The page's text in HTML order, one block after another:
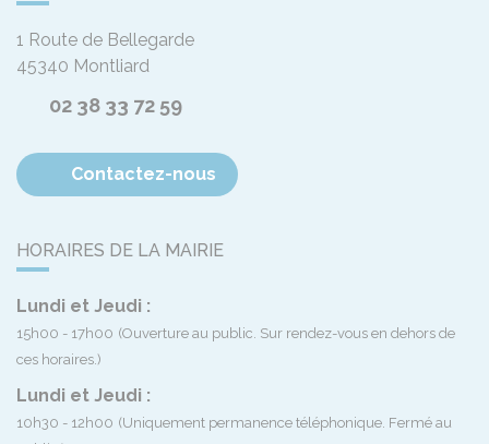
1 Route de Bellegarde
45340 Montliard
02 38 33 72 59
Contactez-nous
HORAIRES DE LA MAIRIE
Lundi et Jeudi :
15h00 - 17h00 (Ouverture au public. Sur rendez-vous en dehors de
ces horaires.)
Lundi et Jeudi :
10h30 - 12h00 (Uniquement permanence téléphonique. Fermé au